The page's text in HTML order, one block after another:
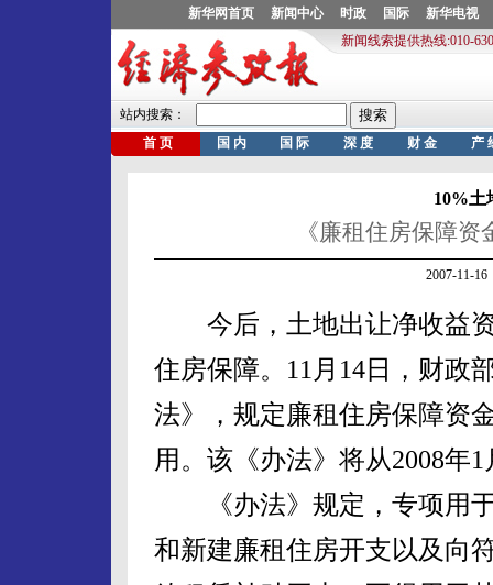
10%土
《廉租住房保障
2007-11-
今后，土地出让净收益资
住房保障。11月14日，财政
法》，规定廉租住房保障资
用。该《办法》将从2008年
《办法》规定，专项用于
和新建廉租住房开支以及向